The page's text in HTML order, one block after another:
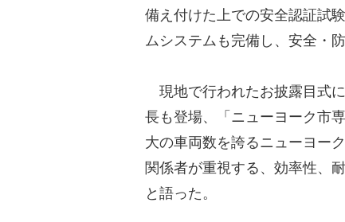
備え付けた上での安全認証試
ムシステムも完備し、安全・
現地で行われたお披露目式
長も登場、「ニューヨーク市
大の車両数を誇るニューヨー
関係者が重視する、効率性、
と語った。